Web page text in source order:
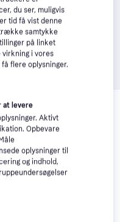
matcher dine
du ser, muligvis
tid få vist denne
samtykke
på linket
virkning i vores
flere oplysninger.
at levere
Aktivt
Opbevare
oplysninger til
og indhold,